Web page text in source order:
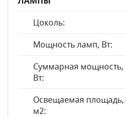
Цоколь:
Мощность ламп, Вт:
Суммарная мощность,
Вт:
Освещаемая площадь,
м2: